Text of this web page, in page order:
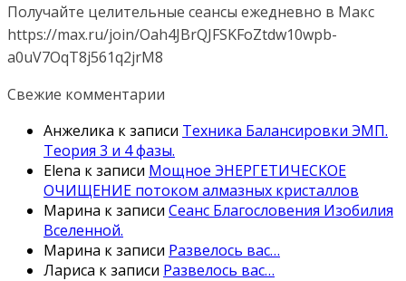
Получайте целительные сеансы ежедневно в Макс
https://max.ru/join/Oah4JBrQJFSKFoZtdw10wpb-
a0uV7OqT8j561q2jrM8
Свежие комментарии
Анжелика к записи Техника Балансировки ЭМП.
Теория 3 и 4 фазы.
Elena к записи Мощное ЭНЕРГЕТИЧЕСКОЕ
ОЧИЩЕНИЕ потоком алмазных кристаллов
Марина к записи Сеанс Благословения Изобилия
Вселенной.
Марина к записи Развелось вас…
Лариса к записи Развелось вас…